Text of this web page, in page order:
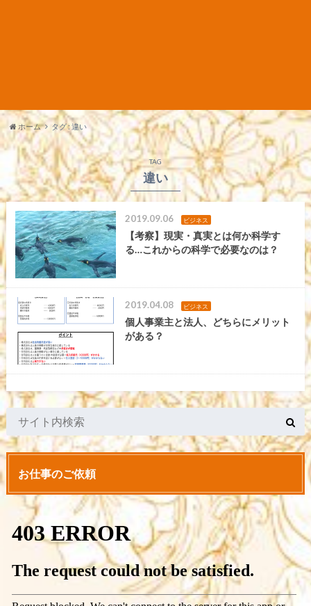
ホーム タグ : 違い
TAG
違い
2019.09.06 ビジネス
【考察】現実・真実とは何か科学す
る…これからの科学で必要なのは？
2019.04.08 ビジネス
個人事業主と法人、どちらにメリット
がある？
お仕事のご依頼